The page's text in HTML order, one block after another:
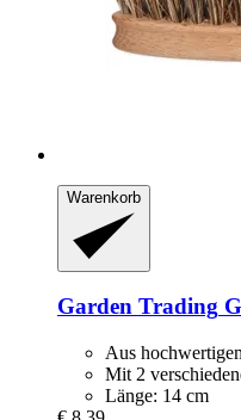
Warenkorb
Garden Trading
Aus
Mit 2
Länge: 14 cm